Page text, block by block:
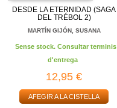
DESDE LA ETERNIDAD (SAGA
DEL TRÉBOL 2)
MARTÍN GIJÓN, SUSANA
Sense stock. Consultar terminis
d'entrega
12,95 €
AFEGIR A LA CISTELLA